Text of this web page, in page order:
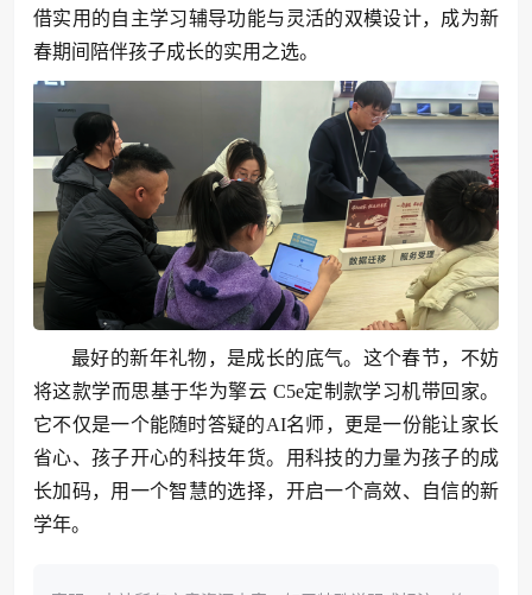
借实用的自主学习辅导功能与灵活的双模设计，成为新
春期间陪伴孩子成长的实用之选。
最好的新年礼物，是成长的底气。这个春节，不妨
将这款学而思基于华为擎云 C5e定制款学习机带回家。
它不仅是一个能随时答疑的AI名师，更是一份能让家长
省心、孩子开心的科技年货。用科技的力量为孩子的成
长加码，用一个智慧的选择，开启一个高效、自信的新
学年。